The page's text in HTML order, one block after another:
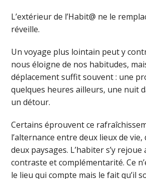
L’extérieur de l’Habit@ ne le
réveille.
Un voyage plus lointain peut y
nous éloigne de nos habitudes,
déplacement suffit souvent : une
quelques heures ailleurs, une nuit
un détour.
Certains éprouvent ce
l’alternance entre deux lieux de
deux paysages. L’habiter s’y
contraste et complémentarité. Ce
le lieu qui compte mais le fait qu’il